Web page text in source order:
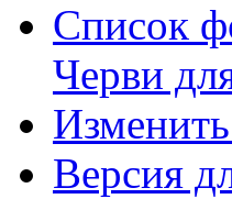
Список
Черви
Версия